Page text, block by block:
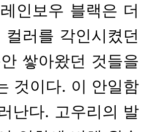
인보우 블랙은 더
러를 각인시켰던
쌓아왔던 것들을
것이다. 이 안일함
난다. 고우리의 발